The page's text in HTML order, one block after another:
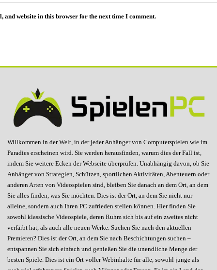
and website in this browser for the next time I comment.
Willkommen in der Welt, in der jeder Anhänger von Computerspielen wie im
Paradies erscheinen wird. Sie werden herausfinden, warum dies der Fall ist,
indem Sie weitere Ecken der Webseite überprüfen. Unabhängig davon, ob Sie
Anhänger von Strategien, Schützen, sportlichen Aktivitäten, Abenteuern oder
anderen Arten von Videospielen sind, bleiben Sie danach an dem Ort, an dem
Sie alles finden, was Sie möchten. Dies ist der Ort, an dem Sie nicht nur
alleine, sondern auch Ihren PC zufrieden stellen können. Hier finden Sie
sowohl klassische Videospiele, deren Ruhm sich bis auf ein zweites nicht
verfärbt hat, als auch alle neuen Werke. Suchen Sie nach den aktuellen
Premieren? Dies ist der Ort, an dem Sie nach Beschichtungen suchen –
entspannen Sie sich einfach und genießen Sie die unendliche Menge der
besten Spiele. Dies ist ein Ort voller Webinhalte für alle, sowohl junge als